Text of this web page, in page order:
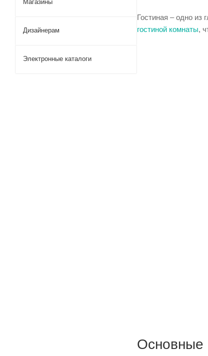
Гостиная – одно из
гостиной комнаты,
Основные
Магазины
Дизайнерам
Электронные каталоги
Встраиваемые светильники